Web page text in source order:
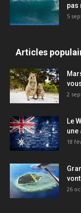
pas
5
Articles
2
Le
une
18
26